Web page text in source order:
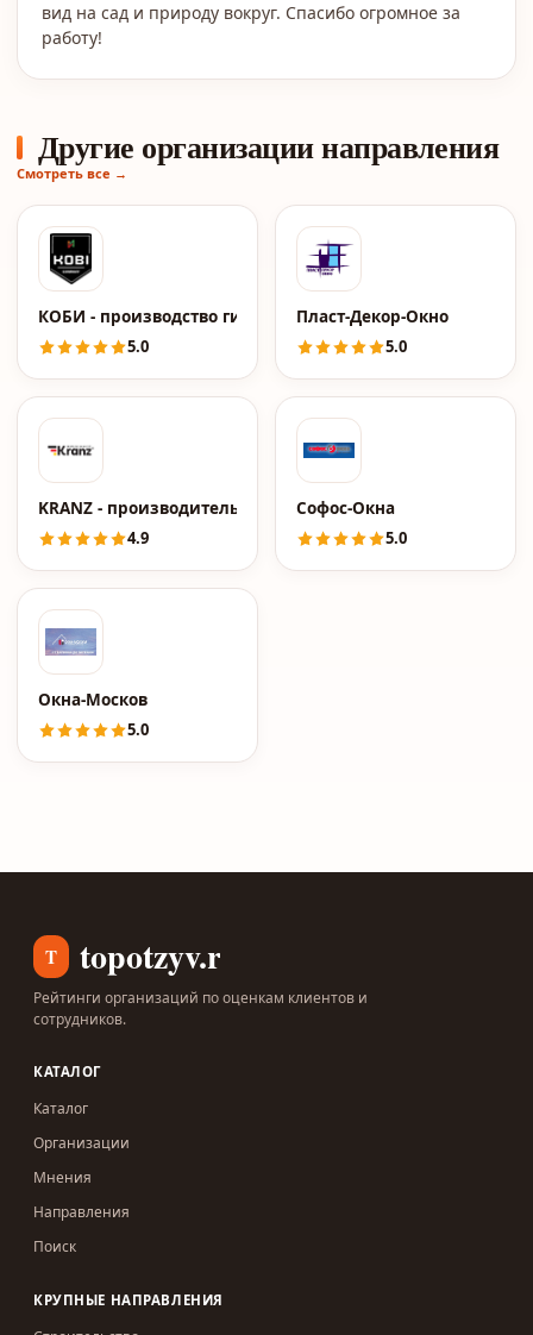
вид на сад и природу вокруг. Спасибо огромное за
работу!
Другие организации направления
Смотреть все →
КОБИ - производство гибких материалов
5.0
Пласт-Декор-Окно
5.0
KRANZ - производитель инструментов и расходных
4.9
Софос-Окна
5.0
Окна-Москов
5.0
T topotzyv.ru
Рейтинги организаций по оценкам клиентов и
сотрудников.
КАТАЛОГ
Каталог
Организации
Мнения
Направления
Поиск
КРУПНЫЕ НАПРАВЛЕНИЯ